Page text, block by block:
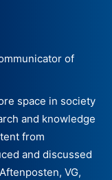
of
space in society
and knowledge
from
and discussed
VG,